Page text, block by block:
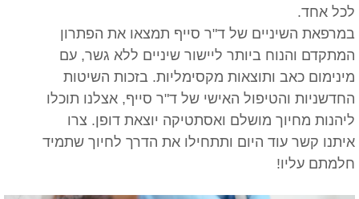
לכל אחד.
במרפאת השיניים של ד"ר סייף תמצאו את הפתרון
המתקדם והנוח ביותר ליישור שיניים ללא גשר, עם
מינימום כאב ותוצאות מקסימליות. בזכות השיטות
החדשניות והטיפול האישי של ד"ר סייף, אצלנו תוכלו
ליהנות מחיוך מושלם ואסתטיקה יוצאת דופן. צרו
איתנו קשר עוד היום ותתחילו את הדרך לחיוך שתמיד
חלמתם עליו!